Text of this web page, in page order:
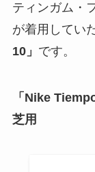
ティンガム・
が着用してい
10」 です。
「Nike
芝用